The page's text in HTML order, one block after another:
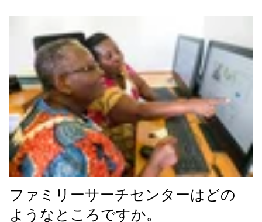
ファミリーサーチセンターはどの
ようなところですか。